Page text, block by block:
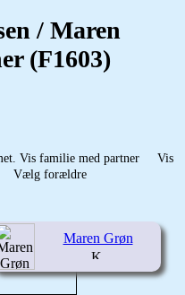
/ Maren
(F1603)
Vis familie med partner
Vis
Vælg forældre
Maren Grøn